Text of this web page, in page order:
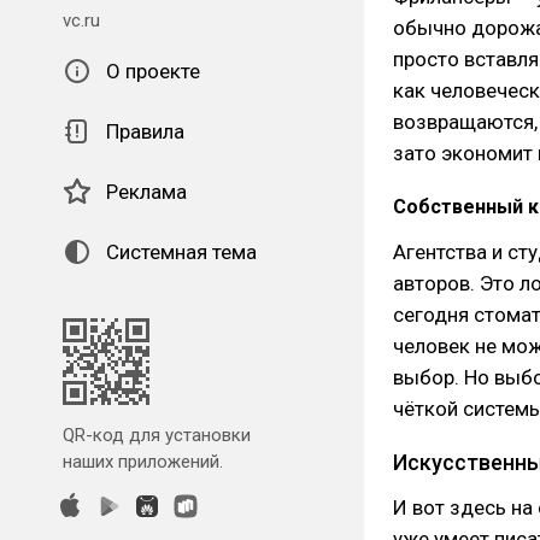
vc.ru
О проекте
Правила
Реклама
Системная тема
QR-код для установки
наших приложений.
обычно
просто
как
возвращаются,
зато экономит
Собственный
Агентства и
авторов. Это
сегодня
человек не
выбор. Но
чёткой
И вот здесь на